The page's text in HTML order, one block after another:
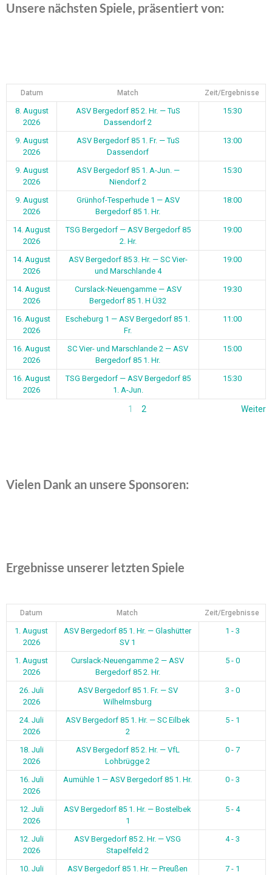
Unsere nächsten Spiele, präsentiert von:
Datum Match Zeit/Ergebnisse
8. August
2026
ASV Bergedorf 85 2. Hr. — TuS
Dassendorf 2
15:30
9. August
2026
ASV Bergedorf 85 1. Fr. — TuS
Dassendorf
13:00
9. August
2026
ASV Bergedorf 85 1. A-Jun. —
Niendorf 2
15:30
9. August
2026
Grünhof-Tesperhude 1 — ASV
Bergedorf 85 1. Hr.
18:00
14. August
2026
TSG Bergedorf — ASV Bergedorf 85
2. Hr.
19:00
14. August
2026
ASV Bergedorf 85 3. Hr. — SC Vier-
und Marschlande 4
19:00
14. August
2026
Curslack-Neuengamme — ASV
Bergedorf 85 1. H Ü32
19:30
16. August
2026
Escheburg 1 — ASV Bergedorf 85 1.
Fr.
11:00
16. August
2026
SC Vier- und Marschlande 2 — ASV
Bergedorf 85 1. Hr.
15:00
16. August
2026
TSG Bergedorf — ASV Bergedorf 85
1. A-Jun.
15:30
1 2 Weiter
Vielen Dank an unsere Sponsoren:
Ergebnisse unserer letzten Spiele
Datum Match Zeit/Ergebnisse
1. August
2026
ASV Bergedorf 85 1. Hr. — Glashütter
SV 1
1 - 3
1. August
2026
Curslack-Neuengamme 2 — ASV
Bergedorf 85 2. Hr.
5 - 0
26. Juli
2026
ASV Bergedorf 85 1. Fr. — SV
Wilhelmsburg
3 - 0
24. Juli
2026
ASV Bergedorf 85 1. Hr. — SC Eilbek
2
5 - 1
18. Juli
2026
ASV Bergedorf 85 2. Hr. — VfL
Lohbrügge 2
0 - 7
16. Juli
2026
Aumühle 1 — ASV Bergedorf 85 1. Hr. 0 - 3
12. Juli
2026
ASV Bergedorf 85 1. Hr. — Bostelbek
1
5 - 4
12. Juli
2026
ASV Bergedorf 85 2. Hr. — VSG
Stapelfeld 2
4 - 3
10. Juli
ASV Bergedorf 85 1. Hr. — Preußen
7 - 1